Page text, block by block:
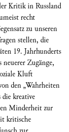
Kritik in Russland
recht
zu unseren
stellen, die
19. Jahrhunderts
Zugänge,
Kluft
den „Wahrheiten
kreative
Minderheit zur
kritische